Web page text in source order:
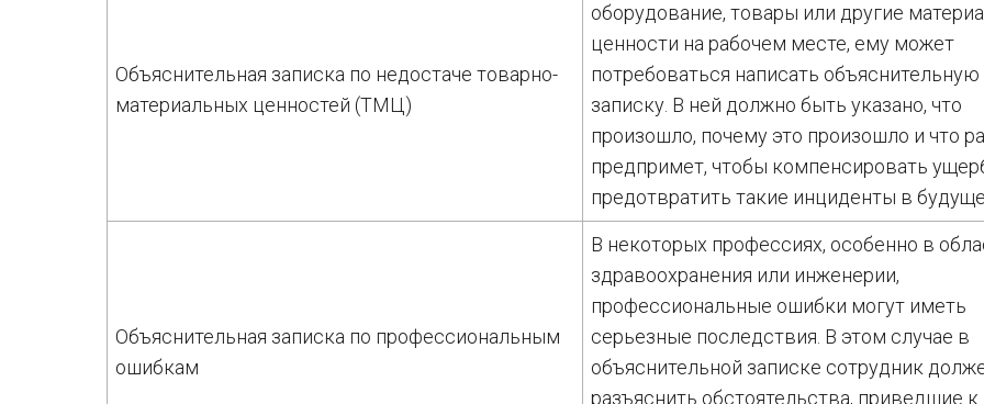
Объяснительная записка по недостаче товарно-
материальных ценностей (ТМЦ)
оборудование, товары или другие
ценности на рабочем месте, ему может
потребоваться написать объяснительную
записку. В ней должно быть указано, что
произошло, почему это произошло и что
предпримет, чтобы компенсировать
предотвратить такие инциденты в
Объяснительная записка по профессиональным
ошибкам
В некоторых профессиях, особенно в
здравоохранения или инженерии,
профессиональные ошибки могут иметь
серьезные последствия. В этом случае в
объяснительной записке сотрудник
разъяснить обстоятельства, приведшие к